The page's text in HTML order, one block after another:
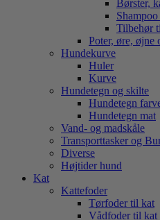
Børster,
Tilbehør
Poter, øre, øjne
Hundekurve
Huler
Kurve
Hundetegn og skilte
Hundetegn
Hundetegn mat
Vand- og madskåle
Transporttasker og
Diverse
Højtider hund
Kat
Kattefoder
Tørfoder til kat
Vådfoder til kat